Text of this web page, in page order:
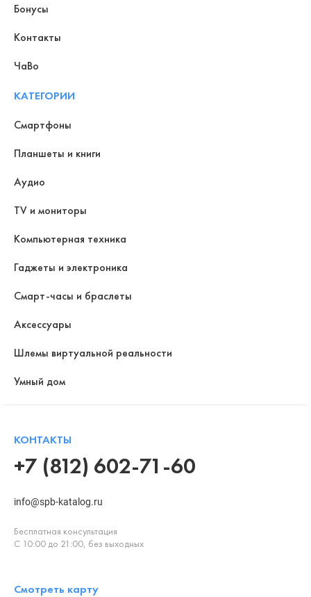
Бонусы
Контакты
ЧаВо
КАТЕГОРИИ
Смартфоны
Планшеты и книги
Аудио
TV и мониторы
Компьютерная техника
Гаджеты и электроника
Смарт-часы и браслеты
Аксессуары
Шлемы виртуальной реальности
Умный дом
КОНТАКТЫ
+7 (812) 602-71-60
info@spb-katalog.ru
Бесплатная консультация
С 10:00 до 21:00, без выходных
Смотреть карту